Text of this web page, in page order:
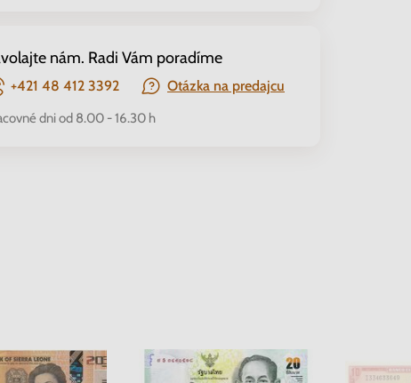
nám. Radi Vám poradíme
+421 48 412 3392 Otázka na predajcu
dni od 8.00 - 16.30 h